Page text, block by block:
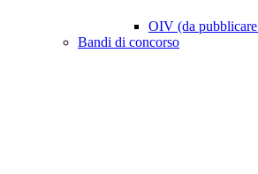
OIV (da
Bandi di concorso